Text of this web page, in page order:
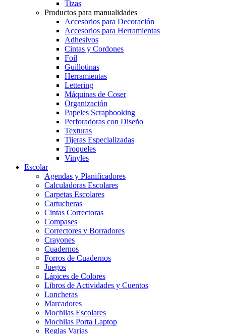
Tizas
Productos para manualidades
Accesorios para Decoración
Accesorios para Herramientas
Adhesivos
Cintas y Cordones
Foil
Guillotinas
Herramientas
Lettering
Máquinas de Coser
Organización
Papeles Scrapbooking
Perforadoras con Diseño
Texturas
Tijeras Especializadas
Troqueles
Vinyles
Escolar
Agendas y Planificadores
Calculadoras Escolares
Carpetas Escolares
Cartucheras
Cintas Correctoras
Compases
Correctores y Borradores
Crayones
Cuadernos
Forros de Cuadernos
Juegos
Lápices de Colores
Libros de Actividades y Cuentos
Loncheras
Marcadores
Mochilas Escolares
Mochilas Porta Laptop
Reglas Varias